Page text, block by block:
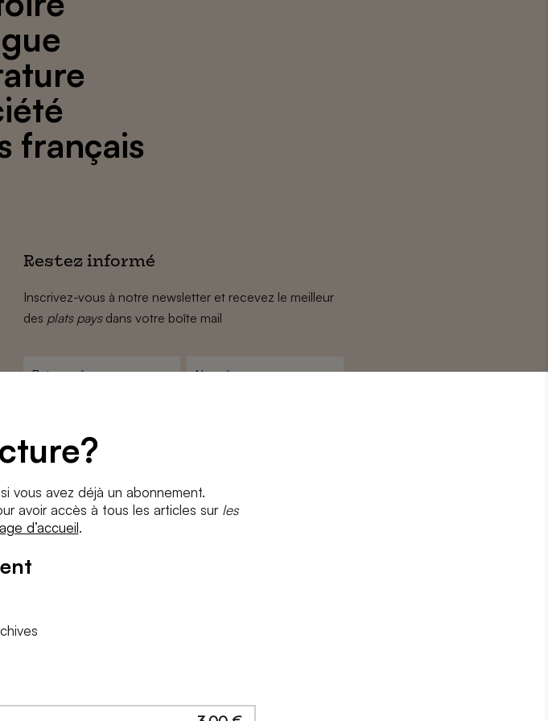
si vous avez déjà un abonnement.
avoir accès à tous les articles sur les
d’accueil.
français
Restez informé
Inscrivez-vous à notre newsletter et recevez le meilleur
des plats paysdans votre boîte mail
e-
mail
Conditions *
J'accepteles termes et conditionsetla politique de confidentialité